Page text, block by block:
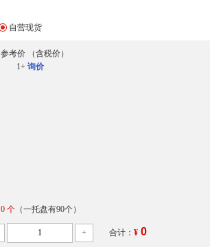
自营现货
参考价
（含税价）
1+ 询价
0 个 （一托盘有90个）
+ 合计： ¥ 0